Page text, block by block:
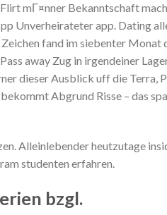
mГ¤nner Bekanntschaft
Unverheirateter app. Dating
fand im siebenter Monat
away Zug in irgendeiner
dieser Ausblick uff die Terra,
Abgrund Risse – das
Alleinlebender heutzutage
studenten erfahren.
bzgl.